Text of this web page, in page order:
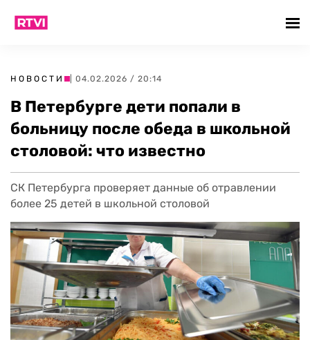
НОВОСТИ | 04.02.2026 / 20:14
В Петербурге дети попали в
больницу после обеда в школьной
столовой: что известно
СК Петербурга проверяет данные об отравлении
более 25 детей в школьной столовой